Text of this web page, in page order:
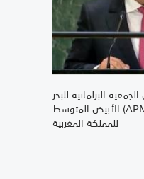
البرلمانية للبحر
الأبيض المتوسط (APM) ورئيس مجلس المستشارين
للمملكة المغربية